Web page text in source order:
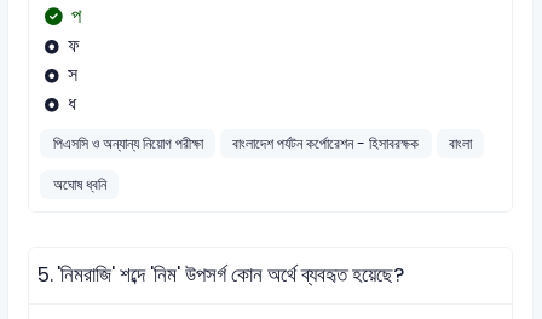
প
ফ
স
ধ
পিএসসি ও অন্যান্য নিয়োগ পরীক্ষা বাংলাদেশ পর্যটন কর্পোরেশন - হিসাবরক্ষক
বাংলা
অঘোষ ধ্বনি
5.'নিমরাজি' শব্দে 'নিম' উপসর্গ কোন অর্থে ব্যবহৃত হয়েছে?